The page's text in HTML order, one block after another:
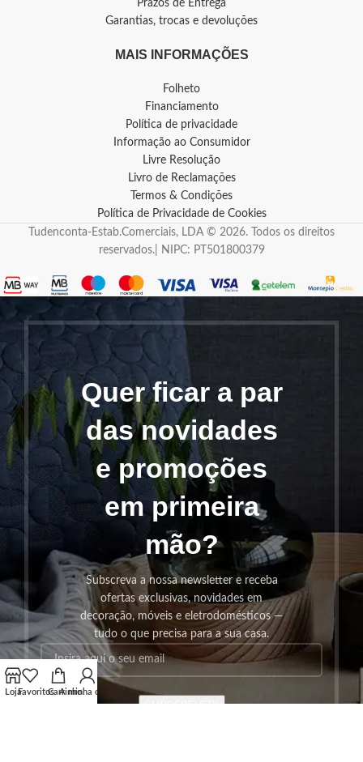
Prazos de Entrega
Garantias, trocas e devoluções
MAIS INFORMAÇÕES
Folheto
Financiamento
Política de privacidade
Informação ao Consumidor
Livre Resolução
Livro de Reclamações
Termos & Condições
Política de Privacidade de Cookies
Tudenconta-Estab.Comerciais, LDA © 2026. Todos os direitos
reservados.| NIPC: PT501800379
Quer ficar a par
das novidades
e promoções
em primeira
mão?
Subscreva a nossa newsletter e receba
ofertas exclusivas, novidades em
decoração, móveis e eletrodomésticos —
tudo o que precisa para a sua casa.
LojaFavoritosCarrinho
A minha conta